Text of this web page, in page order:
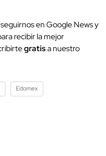
en Google News y
recibir la mejor
gratisa nuestro
Edomex